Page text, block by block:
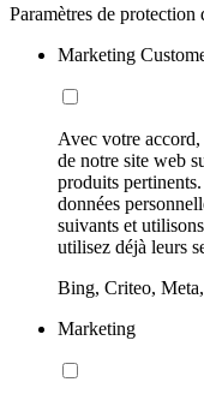
Paramètres de protection
Marketing
Avec votre
de notre site web
produits
données
suivants et
utilisez déjà leurs
Bing, Criteo,
Marketing